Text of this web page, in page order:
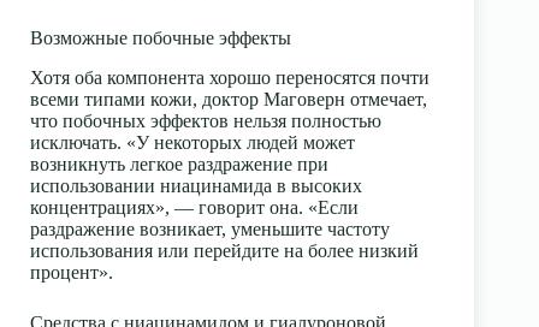
Возможные побочные эффекты
Хотя оба компонента хорошо переносятся почти
всеми типами кожи, доктор Маговерн отмечает,
что побочных эффектов нельзя полностью
исключать. «У некоторых людей может
возникнуть легкое раздражение при
использовании ниацинамида в высоких
концентрациях», — говорит она. «Если
раздражение возникает, уменьшите частоту
использования или перейдите на более низкий
процент».
Средства с ниацинамидом и гиалуроновой